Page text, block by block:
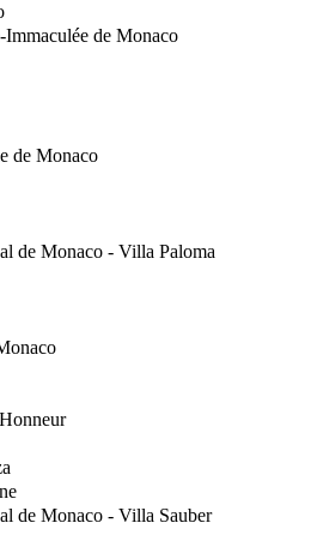
de Monaco
de Monaco
de Monaco - Villa Paloma
de Monaco - Villa Sauber